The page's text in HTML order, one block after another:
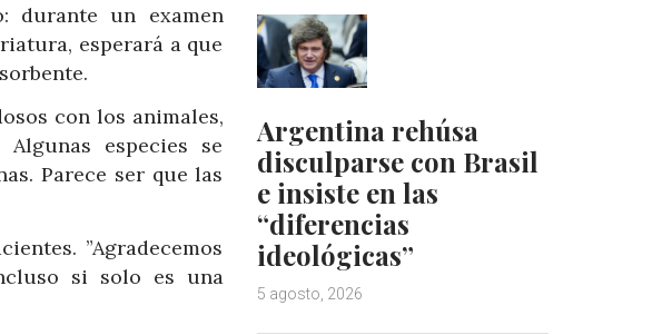
durante un examen
esperará a que
con los animales,
especies se
Parece ser que las
”Agradecemos
si solo es una
Argentina rehúsa
disculparse con Brasil
e insiste en las
“diferencias
ideológicas”
5 agosto, 2026